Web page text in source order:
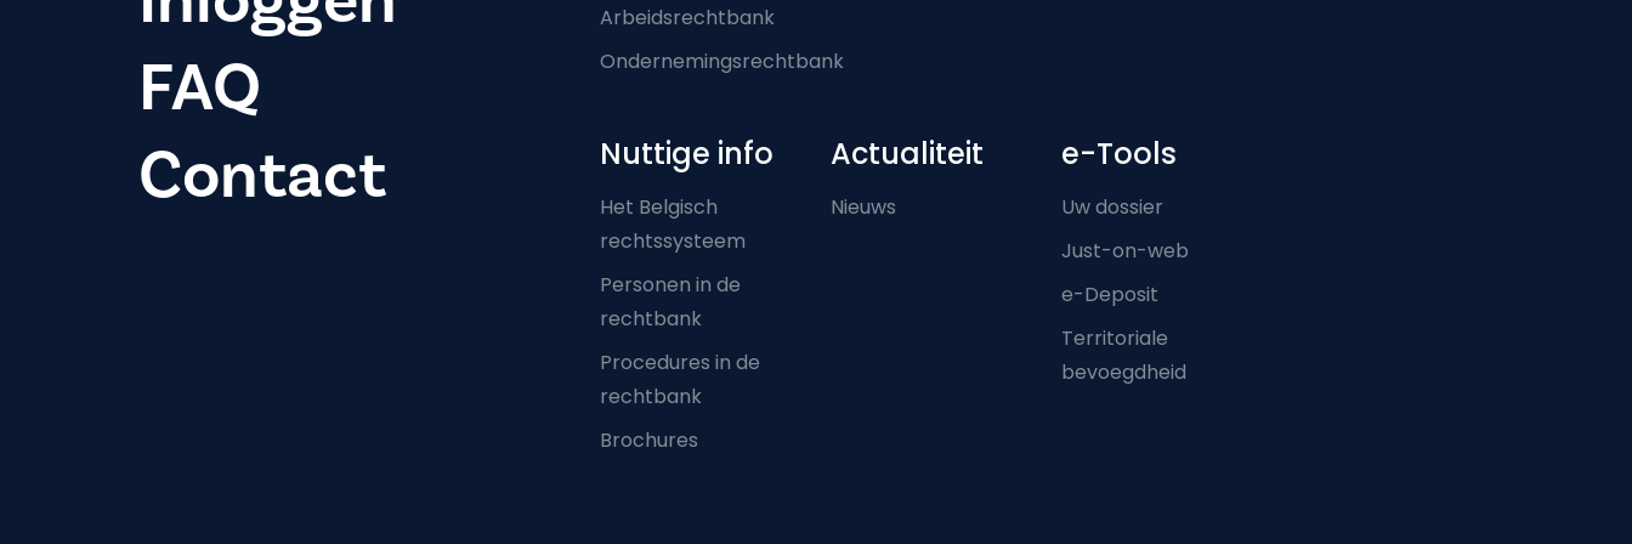
FAQ
Contact
Arbeidsrechtbank
Ondernemingsrechtbank
Nuttige info
Het Belgisch
rechtssysteem
Personen in de
rechtbank
Procedures in de
rechtbank
Brochures
Actualiteit
Nieuws
e-Tools
Uw dossier
Just-on-web
e-Deposit
Territoriale
bevoegdheid